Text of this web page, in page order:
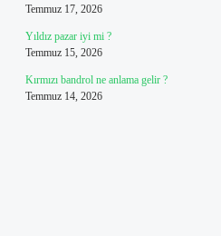
Temmuz 17, 2026
Yıldız pazar iyi mi ?
Temmuz 15, 2026
Kırmızı bandrol ne anlama gelir ?
Temmuz 14, 2026